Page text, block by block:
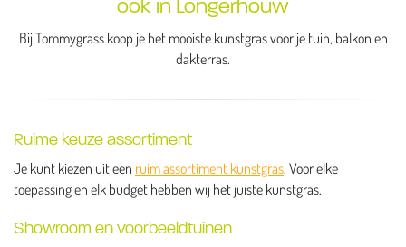
ook in Longerhouw
Bij Tommygrass koop je het mooiste kunstgras voor je tuin, balkon en
dakterras.
Ruime keuze assortiment
Je kunt kiezen uit een ruim assortiment kunstgras. Voor elke
toepassing en elk budget hebben wij het juiste kunstgras.
Showroom en voorbeeldtuinen